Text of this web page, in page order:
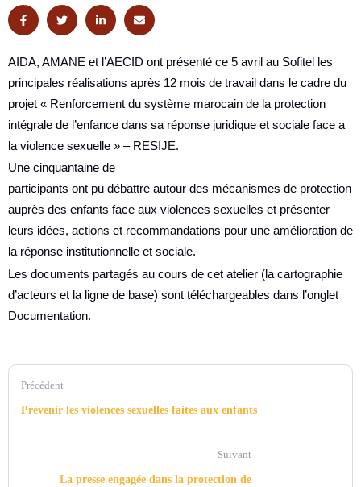
AIDA, AMANE et l’AECID ont présenté ce 5 avril au Sofitel les
principales réalisations après 12 mois de travail dans le cadre du
projet « Renforcement du système marocain de la protection
intégrale de l’enfance dans sa réponse juridique et sociale face a
la violence sexuelle » – RESIJE.
Une cinquantaine de
participants ont pu débattre autour des mécanismes de protection
auprès des enfants face aux violences sexuelles et présenter
leurs idées, actions et recommandations pour une amélioration de
la réponse institutionnelle et sociale.
Les documents partagés au cours de cet atelier (la cartographie
d’acteurs et la ligne de base) sont téléchargeables dans l’onglet
Documentation.
Précédent
Prévenir les violences sexuelles faites aux enfants
Suivant
La presse engagée dans la protection de